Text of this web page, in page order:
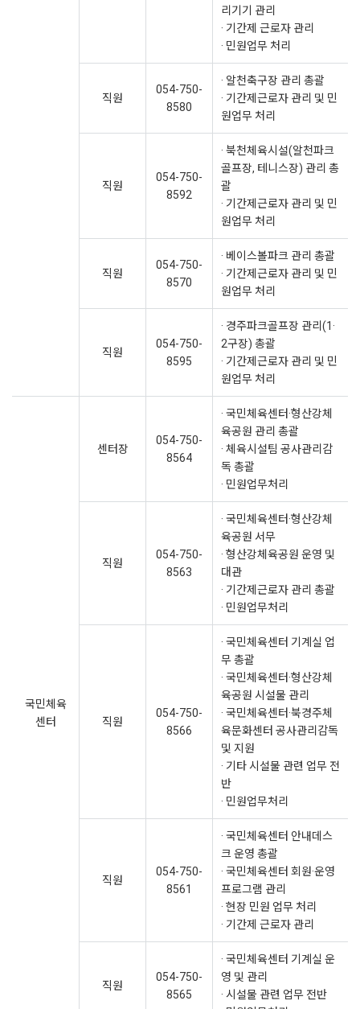
리기기 관리
· 기간제 근로자 관리
· 민원업무 처리
직원
054-750-
8580
· 알천축구장 관리 총괄
· 기간제근로자 관리 및 민
원업무 처리
직원
054-750-
8592
· 북천체육시설(알천파크
골프장, 테니스장) 관리 총
괄
· 기간제근로자 관리 및 민
원업무 처리
직원
054-750-
8570
· 베이스볼파크 관리 총괄
· 기간제근로자 관리 및 민
원업무 처리
직원
054-750-
8595
· 경주파크골프장 관리(1·
2구장) 총괄
· 기간제근로자 관리 및 민
원업무 처리
국민체육
센터
센터장
054-750-
8564
· 국민체육센터·형산강체
육공원 관리 총괄
· 체육시설팀 공사관리감
독 총괄
· 민원업무처리
직원
054-750-
8563
· 국민체육센터·형산강체
육공원 서무
· 형산강체육공원 운영 및
대관
· 기간제근로자 관리 총괄
· 민원업무처리
직원
054-750-
8566
· 국민체육센터 기계실 업
무 총괄
· 국민체육센터·형산강체
육공원 시설물 관리
· 국민체육센터·북경주체
육문화센터 공사관리감독
및 지원
· 기타 시설물 관련 업무 전
반
· 민원업무처리
직원
054-750-
8561
· 국민체육센터 안내데스
크 운영 총괄
· 국민체육센터 회원·운영
프로그램 관리
· 현장 민원 업무 처리
· 기간제 근로자 관리
직원
054-750-
8565
· 국민체육센터 기계실 운
영 및 관리
· 시설물 관련 업무 전반